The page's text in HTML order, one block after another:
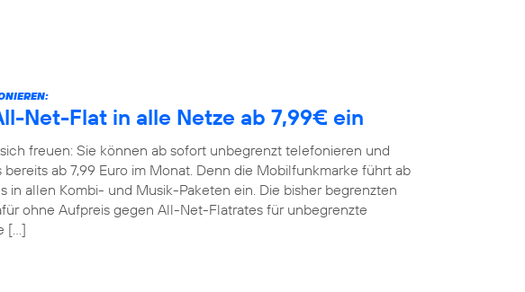
Net-Flat in alle Netze ab 7,99€ ein
freuen: Sie können ab sofort unbegrenzt telefonieren und
ab 7,99 Euro im Monat. Denn die Mobilfunkmarke führt ab
in allen Kombi- und Musik-Paketen ein. Die bisher begrenzten
ohne Aufpreis gegen All-Net-Flatrates für unbegrenzte
[…]